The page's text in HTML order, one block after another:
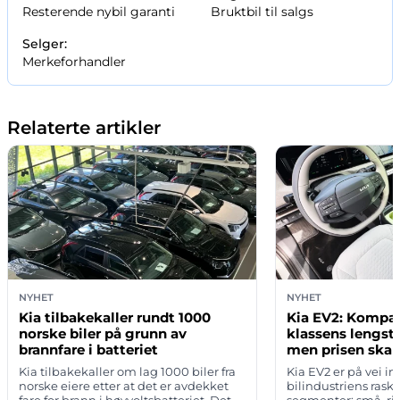
Resterende nybil garanti
Bruktbil til salgs
Selger:
Merkeforhandler
Relaterte artikler
NYHET
Kia tilbakekaller rundt 1000
norske biler på grunn av
brannfare i batteriet
Kia tilbakekaller om lag 1000 biler fra
norske eiere etter at det er avdekket
NYHET
Kia EV2:
klassens
men prisen
Kia EV2 er på vei
bilindustriens